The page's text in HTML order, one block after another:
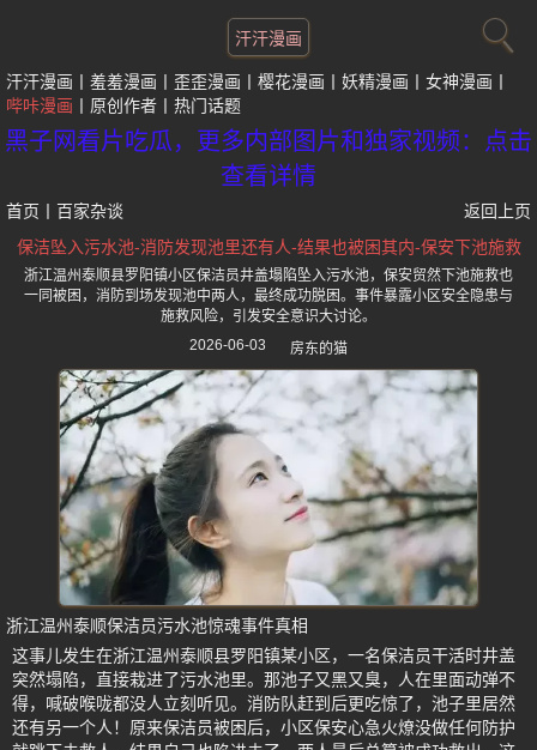
汗汗漫画
汗汗漫画 羞羞漫画 歪歪漫画 樱花漫画 妖精漫画
女神漫画
哔咔漫画
原创作者 热门话题
黑子网看片吃瓜，更多内部图片和独家视频：点击
查看详情
首页 百家杂谈
返回上页
保洁坠入污水池-消防发现池里还有人-结果也被困其内-保安下池施救
浙江温州泰顺县罗阳镇小区保洁员井盖塌陷坠入污水池，保安贸然下池施救也
一同被困，消防到场发现池中两人，最终成功脱困。事件暴露小区安全隐患与
施救风险，引发安全意识大讨论。
2026-06-03
房东的猫
浙江温州泰顺保洁员污水池惊魂事件真相
这事儿发生在浙江温州泰顺县罗阳镇某小区，一名保洁员干活时井盖
突然塌陷，直接栽进了污水池里。那池子又黑又臭，人在里面动弹不
得，喊破喉咙都没人立刻听见。消防队赶到后更吃惊了，池子里居然
还有另一个人！原来保洁员被困后，小区保安心急火燎没做任何防护